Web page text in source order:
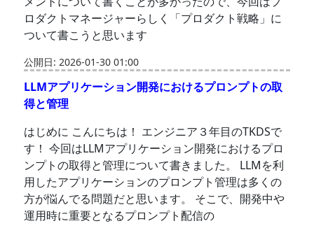
ロダクトマネージャーらしく「プロダクト戦略」に
ついて書こうと思います
公開日: 2026-01-30 01:00
LLMアプリケーション開発におけるプロンプトの取
得と管理
はじめに こんにちは！ エンジニア３年目のTKDSで
す！ 今回はLLMアプリケーション開発におけるプロ
ンプトの取得と管理について書きました。 LLMを利
用したアプリケーションのプロンプト管理は多くの
方が悩んでる問題だと思います。 そこで、開発中や
運用時に重要となるプロンプト配信の